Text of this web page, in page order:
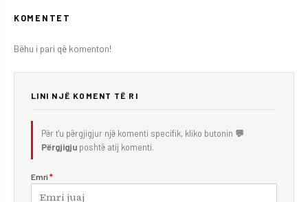
KOMENTET
Bëhu i pari që komenton!
LINI NJË KOMENT TË RI
Për t'u përgjigjur një komenti specifik, kliko butonin 💬
Përgjigju poshtë atij komenti.
Emri *